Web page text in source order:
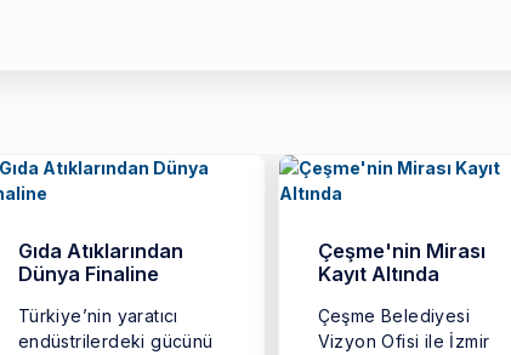
Gıda Atıklarından
Dünya Finaline
Türkiye’nin yaratıcı
endüstrilerdeki gücünü
Çeşme'nin Mirası
Kayıt Altında
Çeşme Belediyesi
Vizyon Ofisi ile İzmir